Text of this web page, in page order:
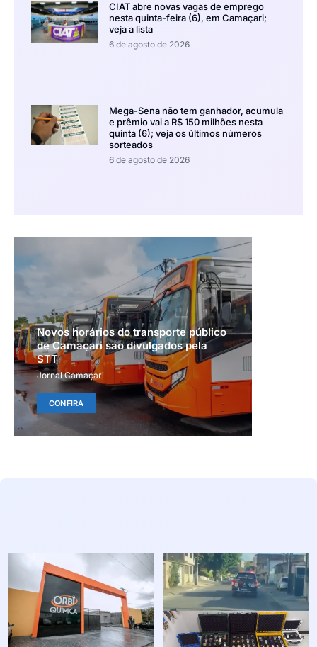
CIAT abre novas vagas de emprego
nesta quinta-feira (6), em Camaçari;
veja a lista
6 de agosto de 2026
Mega-Sena não tem ganhador, acumula
e prêmio vai a R$ 150 milhões nesta
quinta (6); veja os últimos números
sorteados
6 de agosto de 2026
Novos horários do transporte público
de Camaçari são divulgados pela
STT
Jornal Camaçari
CONFIRA